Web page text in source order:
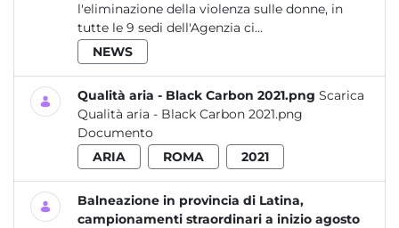
l'eliminazione della violenza sulle donne, in
tutte le 9 sedi dell'Agenzia ci...
NEWS
Qualità aria - Black Carbon 2021.png Scarica
Qualità aria - Black Carbon 2021.png
Documento
ARIA
ROMA 2021
Balneazione in provincia di Latina,
campionamenti straordinari a inizio agosto